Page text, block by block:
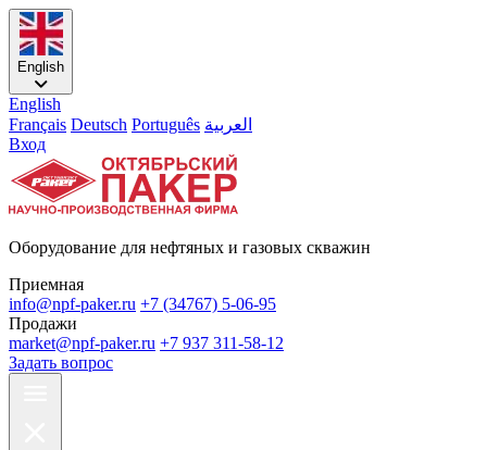
English
English
Français Deutsch Português العربية
Вход
Оборудование для нефтяных и газовых скважин
Приемная
info@npf-paker.ru +7 (34767) 5-06-95
Продажи
market@npf-paker.ru +7 937 311-58-12
Задать вопрос